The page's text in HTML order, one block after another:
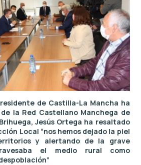
de Castilla-La Mancha ha
la Red Castellano Manchega de
Jesús Ortega ha resaltado
Local “nos hemos dejado la piel
y alertando de la grave
el medio rural como